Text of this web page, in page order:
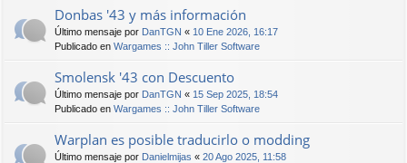
Donbas '43 y más información
Último mensaje por DanTGN « 10 Ene 2026, 16:17
Publicado en Wargames :: John Tiller Software
Smolensk '43 con Descuento
Último mensaje por DanTGN « 15 Sep 2025, 18:54
Publicado en Wargames :: John Tiller Software
Warplan es posible traducirlo o modding
Último mensaje por Danielmijas « 20 Ago 2025, 11:58